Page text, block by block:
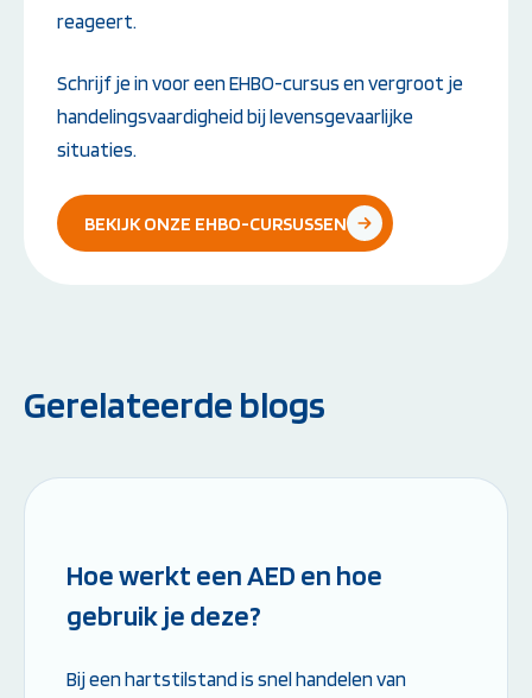
reageert.
Schrijf je in voor een EHBO-cursus en vergroot je
handelingsvaardigheid bij levensgevaarlijke
situaties.
BEKIJK ONZE EHBO-CURSUSSEN
Gerelateerde blogs
Hoe werkt een AED en hoe
gebruik je deze?
Bij een hartstilstand is snel handelen van